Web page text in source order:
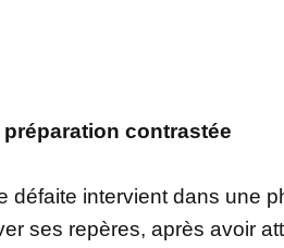
préparation contrastée
défaite intervient dans une
ses repères, après avoir